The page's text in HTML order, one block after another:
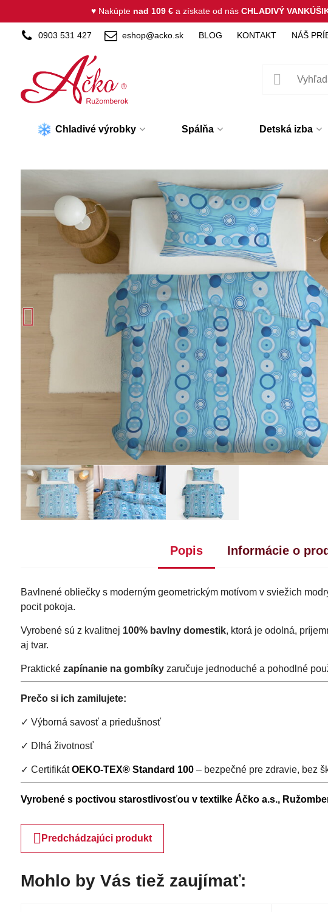
♥ Nakúpte nad 109 € a získate od násCHLADIVÝ
0903 531 427 eshop@acko.sk BLOG KONTAKT NÁŠ
Chladivé výrobky Spálňa Detská izba
Popis Informácie o
Bavlnené obliečky s moderným geometrickým motívom v sviežich
pocit pokoja.
Vyrobené sú z kvalitnej 100% bavlny domestik, ktorá je odolná,
aj tvar.
Praktické zapínanie na gombíkyzaručuje jednoduché a pohodlné
Prečo si ich zamilujete:
✓ Výborná savosť a priedušnosť
✓ Dlhá životnosť
✓ CertifikátOEKO-TEX® Standard 100– bezpečné pre zdravie, bez
Vyrobené s poctivou starostlivosťou v textilke Áčko a.s.,
Predchádzajúci produkt
Mohlo by Vás tiež zaujímať: